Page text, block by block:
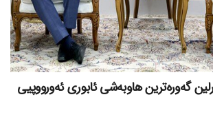
گەورەترین هاوبەشی ئابوری ئەورووپیی